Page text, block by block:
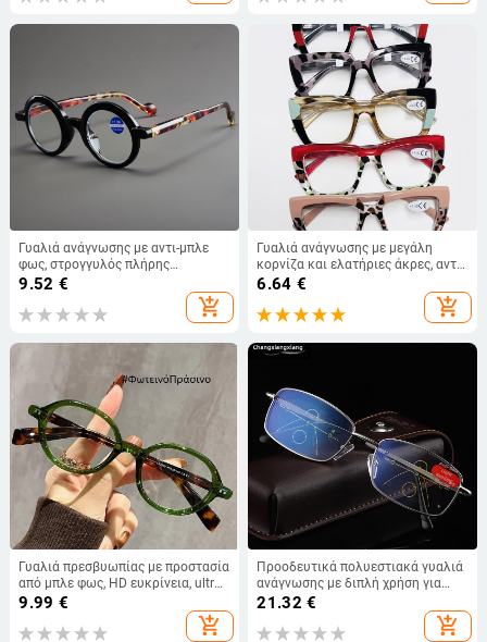
Γυαλιά ανάγνωσης με αντι-μπλε
φως, στρογγυλός πλήρης
σκελετός, ρετρό λογοτεχνικό
στυλ; φακοί AC, πλαίσιο PC.
9.52 €
add_shopping_cart
Γυαλιά ανάγνωσης με μεγάλη
κορνίζα και ελατήριες άκρες, αντι-
μπλε φως, για ενήλικες, δυτικού
6.64 €
add_shopping_cart
Γυαλιά πρεσβυωπίας με προστασία
από μπλε φως, HD ευκρίνεια, ultra
ελαφριά, οβάλ σκελετός,
9.99 €
add_shopping_cart
Προοδευτικά πολυεστιακά γυαλιά
ανάγνωσης με διπλή χρήση για
μακρινή και κοντινή όραση, αντι-
μεταλλικός σκελετός πλήρους
21.32 €
add_shopping_cart